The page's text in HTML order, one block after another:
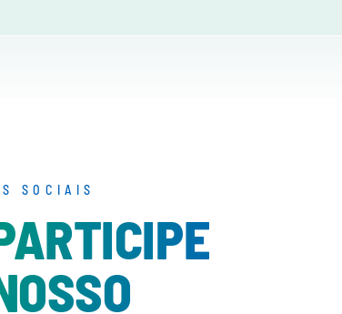
SOCIAIS